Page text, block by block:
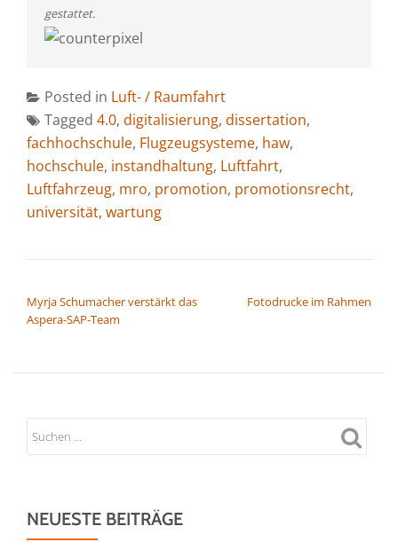
gestattet.
Posted in Luft- / Raumfahrt
Tagged 4.0, digitalisierung, dissertation,
fachhochschule, Flugzeugsysteme, haw,
hochschule, instandhaltung, Luftfahrt,
Luftfahrzeug, mro, promotion, promotionsrecht,
universität, wartung
Myrja Schumacher verstärkt das
Aspera-SAP-Team
Fotodrucke im Rahmen
NEUESTE BEITRÄGE